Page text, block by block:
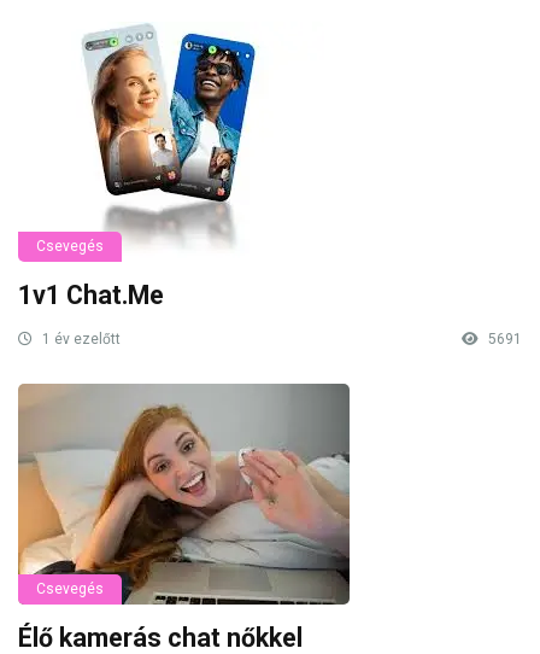
Csevegés
1v1 Chat.Me
1 év ezelőtt 5691
Csevegés
Élő kamerás chat nőkkel